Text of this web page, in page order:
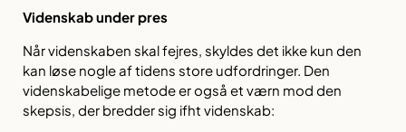
Videnskab under pres
Når videnskaben skal fejres, skyldes det ikke kun den
kan løse nogle af tidens store udfordringer. Den
videnskabelige metode er også et værn mod den
skepsis, der bredder sig ifht videnskab: